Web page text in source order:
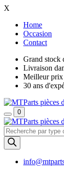
X
Home
Occasion
Contact
Grand stock
Livraison
Meilleur prix
30 ans
0
Recherche
de
produits